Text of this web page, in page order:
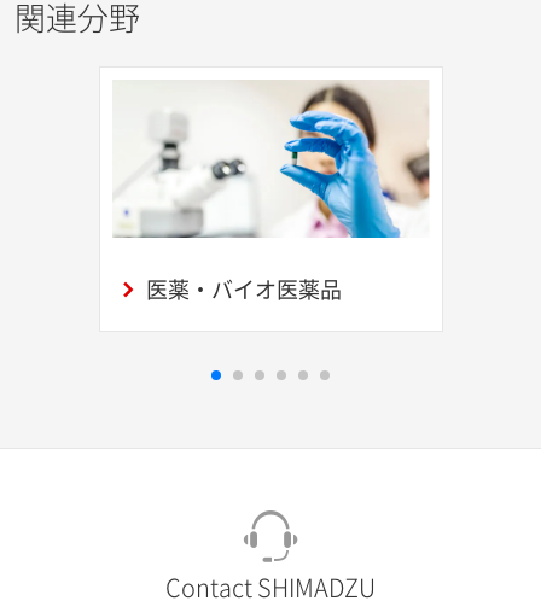
関連分野
医薬・バイオ医薬品
Contact SHIMADZU